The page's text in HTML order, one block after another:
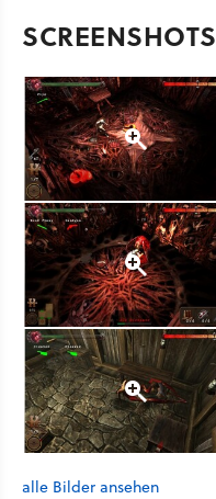
SCREENSHOTS
alle Bilder ansehen